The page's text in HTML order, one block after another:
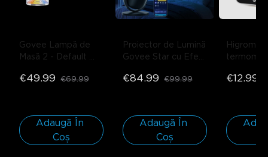
Govee Lampă de
Masă 2 - Default
€49.99 €69.99
Adaugă În
Coș
Proiector de Lumină
Govee Star cu Efect
Black
€84.99 €99.99
Adaugă În
Coș
H5075
€12.99